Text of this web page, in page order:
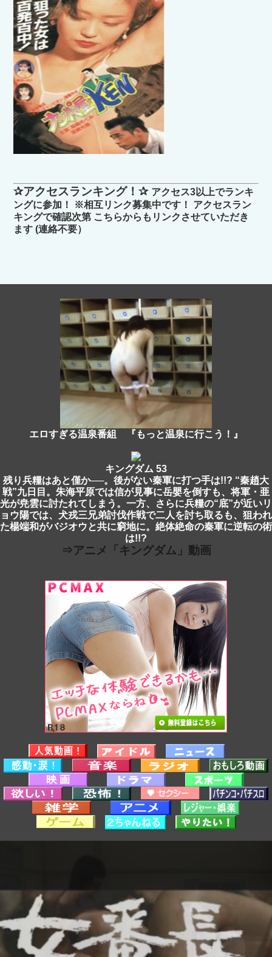
✰アクセスランキング！✰ アクセス3以上でランキ
ングに参加！ ※相互リンク募集中です！ アクセスラン
キングで確認次第 こちらからもリンクさせていただき
ます (連絡不要）
エロすぎる温泉番組 『もっと温泉に行こう！』
キングダム 53
残り兵糧はあと僅か──。後がない秦軍に打つ手は!!? “秦趙大
戦”九日目。朱海平原では信が見事に岳嬰を倒すも、将軍・亜
光が尭雲に討たれてしまう。一方、さらに兵糧の“底”が近いリ
ョウ陽では、犬戎三兄弟討伐作戦で二人を討ち取るも、狙われ
た楊端和がバジオウと共に窮地に。絶体絶命の秦軍に逆転の術
は!!?
⇒アニメ「キングダム」動画